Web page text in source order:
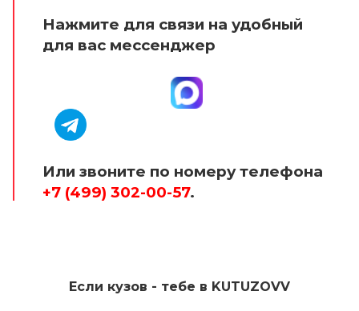
Нажмите для связи на удобный
для вас мессенджер
Или звоните по номеру телефона
+7 (499) 302-00-57.
Если кузов - тебе в KUTUZOVV